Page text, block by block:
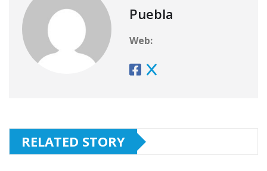
Puebla
Web:
RELATED STORY